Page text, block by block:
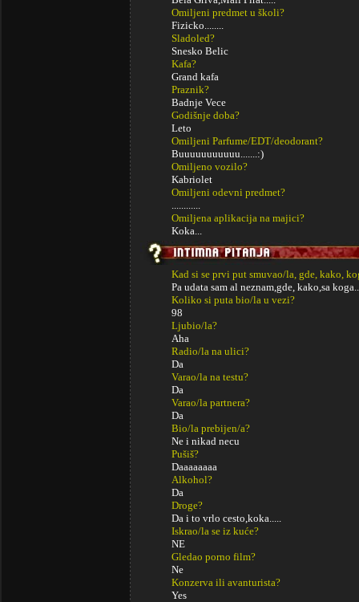
Omiljeni predmet u školi?
Fizicko........
Sladoled?
Snesko Belic
Kafa?
Grand kafa
Praznik?
Badnje Vece
Godišnje doba?
Leto
Omiljeni Parfume/EDT/deodorant?
Buuuuuuuuuuu.......:)
Omiljeno vozilo?
Kabriolet
Omiljeni odevni predmet?
............
Omiljena aplikacija na majici?
Koka...
Kad si se prvi put smuvao/la, gde, kako,
Pa udata sam al neznam,gde, kako,sa
Koliko si puta bio/la u vezi?
98
Ljubio/la?
Aha
Radio/la na ulici?
Da
Varao/la na testu?
Da
Varao/la partnera?
Da
Bio/la prebijen/a?
Ne i nikad necu
Pušiš?
Daaaaaaaa
Alkohol?
Da
Droge?
Da i to vrlo cesto,koka.....
Iskrao/la se iz kuće?
NE
Gledao porno film?
Ne
Konzerva ili avanturista?
Yes